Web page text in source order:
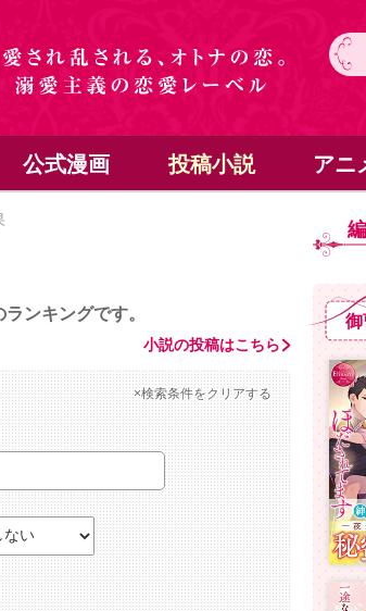
公式漫画 投稿小説 アニ
ンキングです。
小説の投稿はこちら
×検索条件をクリアする